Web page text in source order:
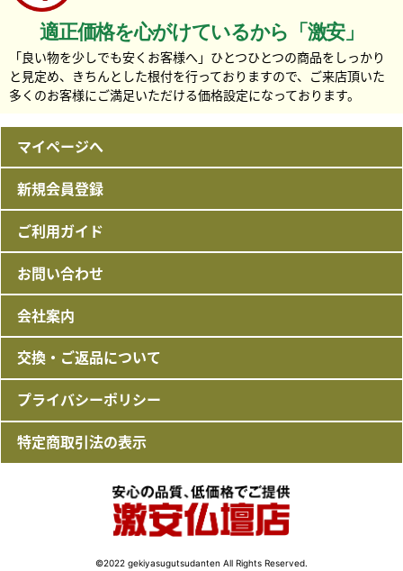
適正価格を心がけているから「激安」
「良い物を少しでも安くお客様へ」ひとつひとつの商品をしっかり
と見定め、きちんとした根付を行っておりますので、ご来店頂いた
多くのお客様にご満足いただける価格設定になっております。
マイページへ
新規会員登録
ご利用ガイド
お問い合わせ
会社案内
交換・ご返品について
プライバシーポリシー
特定商取引法の表示
©2022 gekiyasugutsudanten All Rights Reserved.